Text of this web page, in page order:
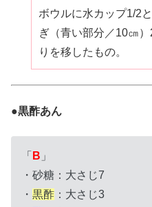
ボウルに水カップ1/2
ぎ（青い部分／10㎝
りを移したもの。
●黒酢あん
「 B 」
・砂糖：大さじ7
・ 黒酢 ：大さじ3